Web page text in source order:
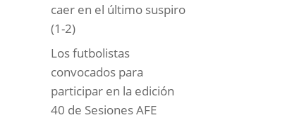
caer en el último suspiro
(1-2)
Los futbolistas
convocados para
participar en la edición
40 de Sesiones AFE